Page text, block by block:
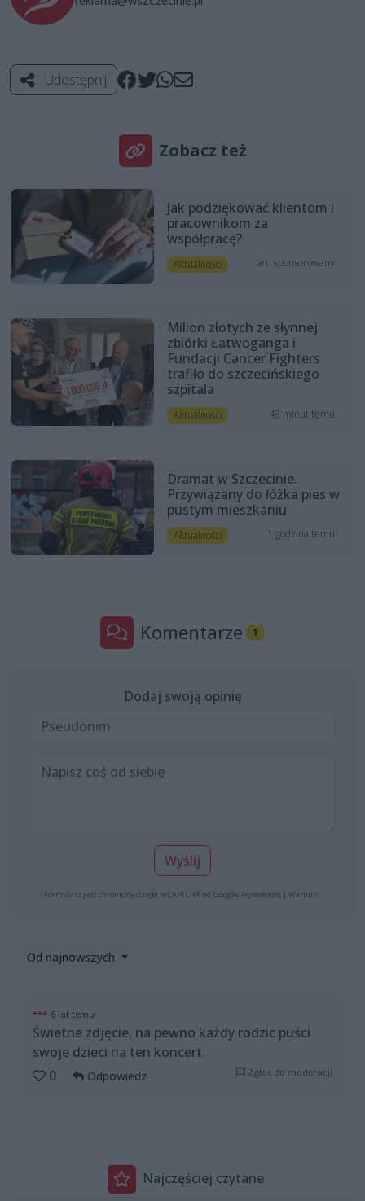
Udostępnij
Zobacz też
Jak podziękować klientom i
pracownikom za
współpracę?
Aktualności art. sponsorowany
Milion złotych ze słynnej
zbiórki Łatwoganga i
Fundacji Cancer Fighters
trafiło do szczecińskiego
szpitala
Aktualności 48 minut temu
Dramat w Szczecinie.
Przywiązany do łóżka pies w
pustym mieszkaniu
Aktualności 1 godzina temu
Komentarze 1
Dodaj swoją opinię
Wyślij
Formularz jest chroniony dzięki reCAPTCHA od Google: Prywatność | Warunki
Od najnowszych
*** 6 lat temu
Świetne zdjęcie, na pewno każdy rodzic puści
swoje dzieci na ten koncert.
0
Odpowiedz Zgłoś do moderacji
Najczęściej czytane